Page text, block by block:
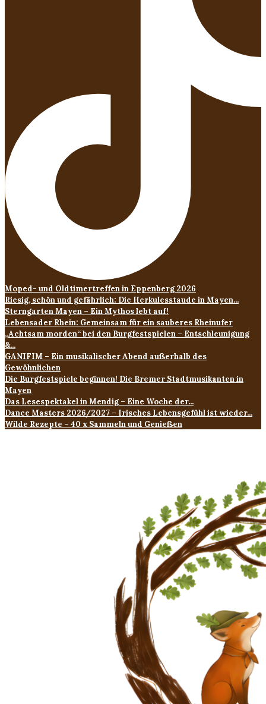
Moped- und Oldtimertreffen in Eppenberg 2026
Riesig, schön und gefährlich: Die Herkulesstaude in Mayen...
Sterngarten Mayen – Ein Mythos lebt auf!
Lebensader Rhein: Gemeinsam für ein sauberes Rheinufer
„Achtsam morden“ bei den Burgfestspielen – Entschleunigung
&...
GANIFIM – Ein musikalischer Abend außerhalb des
Gewöhnlichen
Die Burgfestspiele beginnen! Die Bremer Stadtmusikanten in
Mayen
Das Lesespektakel in Mendig – Eine Woche der...
Dance Masters 2026/2027 – Irisches Lebensgefühl ist wieder...
Wilde Rezepte – 40 x Sammeln und Genießen